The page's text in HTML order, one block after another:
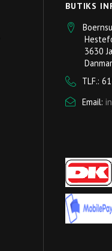
BUTIKS
3630
TLF.:
Email: